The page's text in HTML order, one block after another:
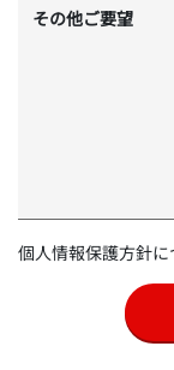
その他ご要望
個人情報保護方針に